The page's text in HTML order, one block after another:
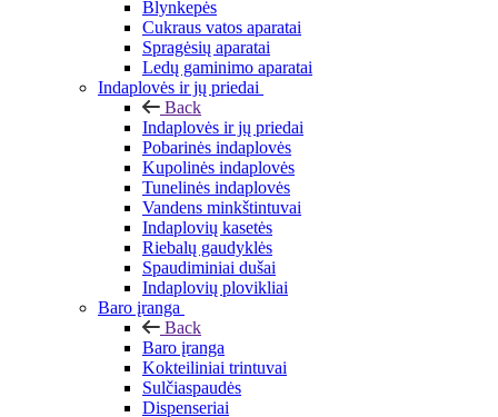
Blynkepės
Cukraus vatos aparatai
Spragėsių aparatai
Ledų gaminimo aparatai
Indaplovės ir jų priedai
Back
Indaplovės ir jų priedai
Pobarinės indaplovės
Kupolinės indaplovės
Tunelinės indaplovės
Vandens minkštintuvai
Indaplovių kasetės
Riebalų gaudyklės
Spaudiminiai dušai
Indaplovių plovikliai
Baro įranga
Back
Baro įranga
Kokteiliniai trintuvai
Sulčiaspaudės
Dispenseriai